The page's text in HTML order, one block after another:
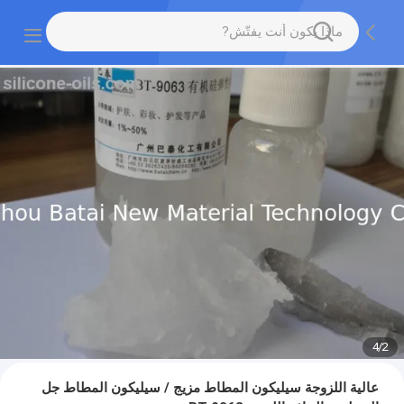
2
/
4
عالية اللزوجة سيليكون المطاط مزيج / سيليكون المطاط جل